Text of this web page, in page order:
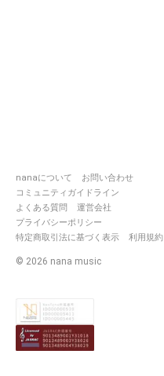
nanaについて
お問い合わせ
コミュニティガイドライン
よくある質問
運営会社
プライバシーポリシー
特定商取引法に基づく表示
利用規約
© 2026 nana music